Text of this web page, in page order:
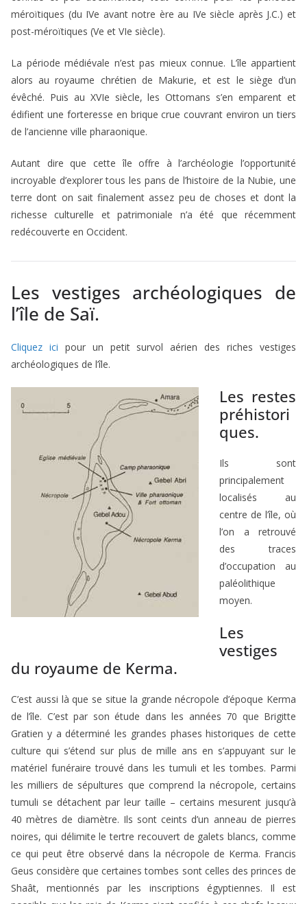
méroïtiques (du IVe avant notre ère au IVe siècle après J.C.) et
post-méroïtiques (Ve et VIe siècle).
La période médiévale n’est pas mieux connue. L’île appartient
alors au royaume chrétien de Makurie, et est le siège d’un
évêché. Puis au XVIe siècle, les Ottomans s’en emparent et
édifient une forteresse en brique crue couvrant environ un tiers
de l’ancienne ville pharaonique.
Autant dire que cette île offre à l’archéologie l’opportunité
incroyable d’explorer tous les pans de l’histoire de la Nubie, une
terre dont on sait finalement assez peu de choses et dont la
richesse culturelle et patrimoniale n’a été que récemment
redécouverte en Occident.
Les vestiges archéologiques de
l’île de Saï.
Cliquez ici pour un petit survol aérien des riches vestiges
archéologiques de l’île.
Les restes
préhistori
ques.
Ils sont
principalement
localisés au
centre de l’île, où
l’on a retrouvé
des traces
d’occupation au
paléolithique
moyen.
Les
vestiges
du royaume de Kerma.
C’est aussi là que se situe la grande nécropole d’époque Kerma
de l’île. C’est par son étude dans les années 70 que Brigitte
Gratien y a déterminé les grandes phases historiques de cette
culture qui s’étend sur plus de mille ans en s’appuyant sur le
matériel funéraire trouvé dans les tumuli et les tombes. Parmi
les milliers de sépultures que comprend la nécropole, certains
tumuli se détachent par leur taille – certains mesurent jusqu’à
40 mètres de diamètre. Ils sont ceints d’un anneau de pierres
noires, qui délimite le tertre recouvert de galets blancs, comme
ce qui peut être observé dans la nécropole de Kerma. Francis
Geus considère que certaines tombes sont celles des princes de
Shaât, mentionnés par les inscriptions égyptiennes. Il est